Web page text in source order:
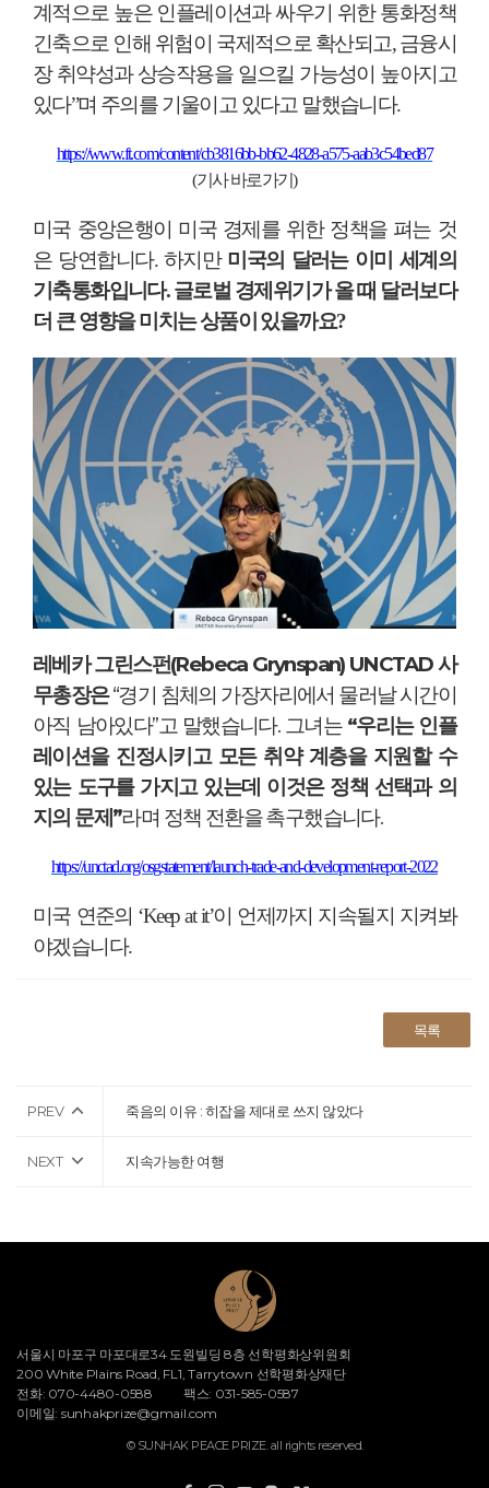
계적으로 높은 인플레이션과 싸우기 위한 통화정책
긴축으로 인해 위험이 국제적으로 확산되고,금융시
장 취약성과 상승작용을 일으킬 가능성이 높아지고
있다”며 주의를 기울이고 있다고 말했습니다.
https://www.ft.com/content/cb3816bb-bb62-4828-a575-aab3c54bed87
(기사 바로가기)
미국 중앙은행이 미국 경제를 위한 정책을 펴는 것
은 당연합니다. 하지만 미국의 달러는 이미 세계의
기축통화입니다.글로벌 경제위기가 올 때 달러보다
더 큰 영향을 미치는 상품이 있을까요?
레베카 그린스펀(Rebeca Grynspan) UNCTAD사
무총장은“경기 침체의 가장자리에서 물러날 시간이
아직 남아있다”고 말했습니다. 그녀는 “우리는 인플
레이션을 진정시키고 모든 취약 계층을 지원할 수
있는 도구를 가지고 있는데 이것은 정책 선택과 의
지의 문제”라며 정책 전환을 촉구했습니다.
https://unctad.org/osgstatement/launch-trade-and-development-report-2022
미국 연준의 ‘Keep at it’이 언제까지 지속될지 지켜봐
야겠습니다.
목록
PREV 죽음의 이유 : 히잡을 제대로 쓰지 않았다
NEXT 지속가능한 여행
서울시 마포구 마포대로34 도원빌딩 8층 선학평화상위원회
200 White Plains Road, FL1, Tarrytown 선학평화상재단
전화: 070-4480-0588
팩스: 031-585-0587
이메일: sunhakprize@gmail.com
© SUNHAK PEACE PRIZE. all rights reserved.